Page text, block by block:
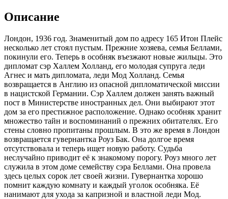
Описание
Лондон, 1936 год. Знаменитый дом по адресу 165 Итон Плейс
несколько лет стоял пустым. Прежние хозяева, семья Беллами,
покинули его. Теперь в особняк въезжают новые жильцы. Это
дипломат сэр Халлем Холланд, его молодая супруга леди
Агнес и мать дипломата, леди Мод Холланд. Семья
возвращается в Англию из опасной дипломатической миссии
в нацистской Германии. Сэр Халлем должен занять важный
пост в Министерстве иностранных дел. Они выбирают этот
дом за его престижное расположение. Однако особняк хранит
множество тайн и воспоминаний о прежних обитателях. Его
стены словно пропитаны прошлым. В это же время в Лондон
возвращается гувернантка Роуз Бак. Она долгое время
отсутствовала и теперь ищет новую работу. Судьба
неслучайно приводит её к знакомому порогу. Роуз много лет
служила в этом доме семейству сэра Беллами. Она провела
здесь целых сорок лет своей жизни. Гувернантка хорошо
помнит каждую комнату и каждый уголок особняка. Её
нанимают для ухода за капризной и властной леди Мод.